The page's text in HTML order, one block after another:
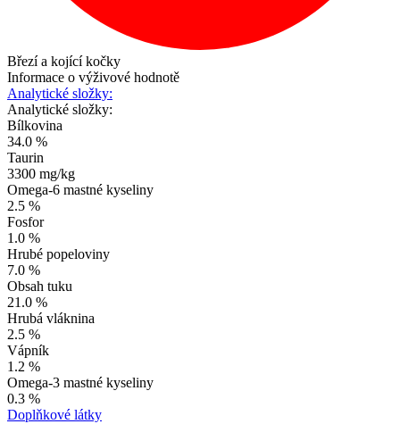
Březí a kojící kočky
Informace o výživové hodnotě
Analytické složky:
Analytické složky:
Bílkovina
34.0 %
Taurin
3300 mg/kg
Omega-6 mastné kyseliny
2.5 %
Fosfor
1.0 %
Hrubé popeloviny
7.0 %
Obsah tuku
21.0 %
Hrubá vláknina
2.5 %
Vápník
1.2 %
Omega-3 mastné kyseliny
0.3 %
Doplňkové látky